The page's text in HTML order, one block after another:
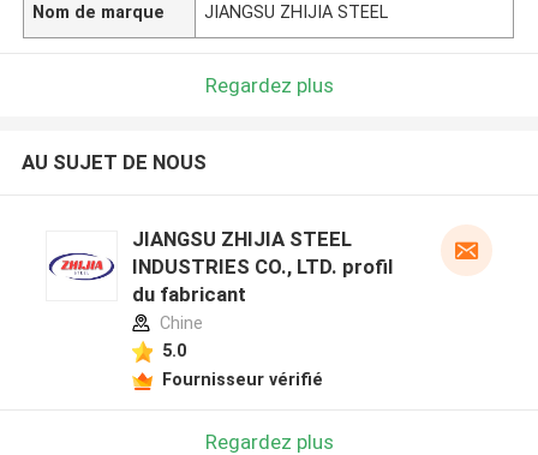
Nom de marque JIANGSU ZHIJIA STEEL
Regardez plus
AU SUJET DE NOUS
JIANGSU ZHIJIA STEEL
INDUSTRIES CO., LTD. profil
du fabricant
Chine
5.0
Fournisseur vérifié
Regardez plus